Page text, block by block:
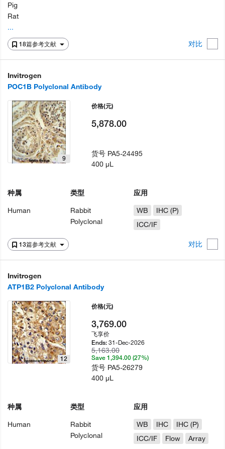
18篇参考文献 对比
Pig
Rat
...
Invitrogen
POC1B Polyclonal Antibody
13篇参考文献 对比
9
种属
Human
类型
Rabbit
Polyclonal
应用
WB
IHC (P)
ICC/IF
价格(元)
5,878.00
货号 PA5-24495
400 µL
Invitrogen
ATP1B2 Polyclonal Antibody
12
种属
Human
类型
Rabbit
Polyclonal
应用
WB
IHC
IHC (P)
ICC/IF
Flow Array
价格(元)
3,769.00
飞享价
Ends:31-Dec-2026
5,163.00
Save 1,394.00 (27%)
货号 PA5-26279
400 µL